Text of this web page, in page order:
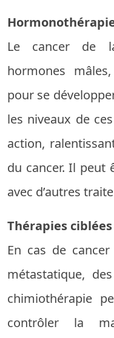
Le cancer de
hormones
pour se
les niveaux de
action,
du cancer. Il peut
avec d’autres
Thérapies
En cas de
métastatique,
chimiothérapie
contrôler la